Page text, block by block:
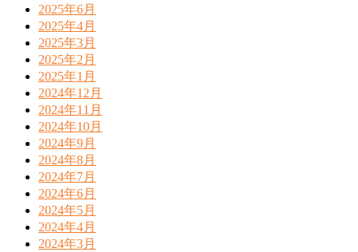
2025年6月
2025年4月
2025年3月
2025年2月
2025年1月
2024年12月
2024年11月
2024年10月
2024年9月
2024年8月
2024年7月
2024年6月
2024年5月
2024年4月
2024年3月